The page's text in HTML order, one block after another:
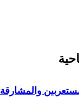
والمشارقة